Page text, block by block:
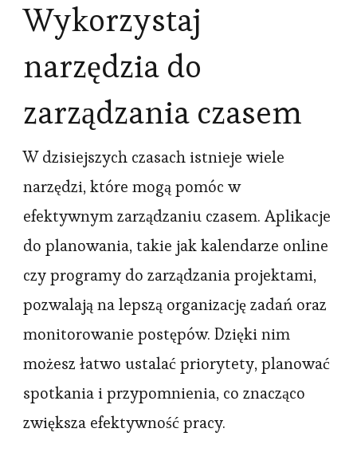
Wykorzystaj
narzędzia do
zarządzania czasem
W dzisiejszych czasach istnieje wiele
narzędzi, które mogą pomóc w
efektywnym zarządzaniu czasem. Aplikacje
do planowania, takie jak kalendarze online
czy programy do zarządzania projektami,
pozwalają na lepszą organizację zadań oraz
monitorowanie postępów. Dzięki nim
możesz łatwo ustalać priorytety, planować
spotkania i przypomnienia, co znacząco
zwiększa efektywność pracy.